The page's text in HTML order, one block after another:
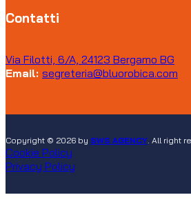
Contatti
Via Filotti, 6/A, 24123 Bergamo BG
Email: segreteria@bluorobica.com
Copyright © 2026 by SWS AGENCY. All right
Cookie Policy
Privacy Policy